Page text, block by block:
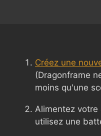
Créez une
(Dragonframe
moins qu'une
Alimentez votre
utilisez une